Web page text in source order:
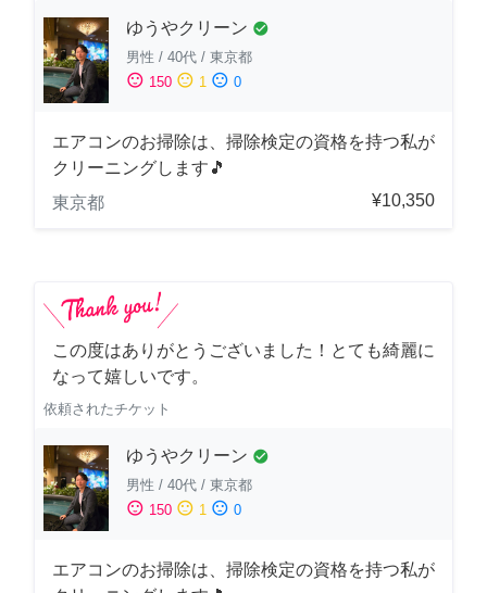
ゆうやクリーン check_circle
男性 / 40代 / 東京都
sentiment_satisfied 150 sentiment_neutral 1 sentiment_dissatisfied 0
エアコンのお掃除は、掃除検定の資格を持つ私が
クリーニングします🎵
東京都
¥10,350
この度はありがとうございました！とても綺麗に
なって嬉しいです。
依頼されたチケット
ゆうやクリーン check_circle
男性 / 40代 / 東京都
sentiment_satisfied 150 sentiment_neutral 1 sentiment_dissatisfied 0
エアコンのお掃除は、掃除検定の資格を持つ私が